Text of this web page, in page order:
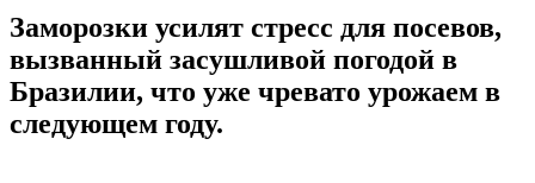
Заморозки усилят стресс для посевов,
вызванный засушливой погодой в
Бразилии, что уже чревато урожаем в
следующем году.